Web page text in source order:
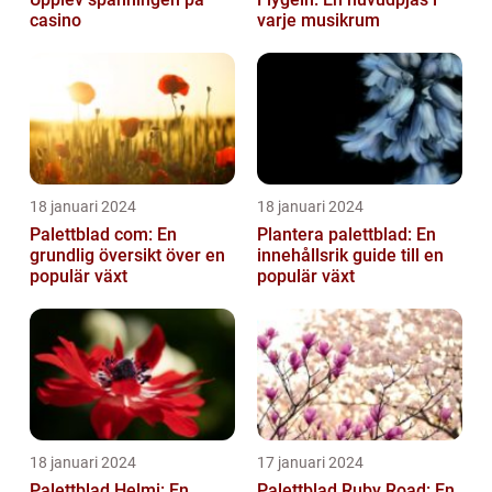
casino
varje musikrum
18 januari 2024
Palettblad com: En
grundlig översikt över en
populär växt
18 januari 2024
Plantera palettblad: En
innehållsrik guide till en
populär växt
18 januari 2024 17 januari 2024